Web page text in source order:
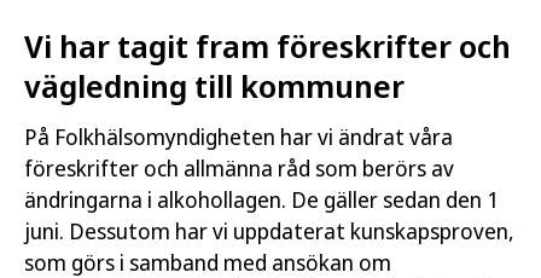
Vi har tagit fram föreskrifter och
vägledning till kommuner
På Folkhälsomyndigheten har vi ändrat våra
föreskrifter och allmänna råd som berörs av
ändringarna i alkohollagen. De gäller sedan den 1
juni. Dessutom har vi uppdaterat kunskapsproven,
som görs i samband med ansökan om